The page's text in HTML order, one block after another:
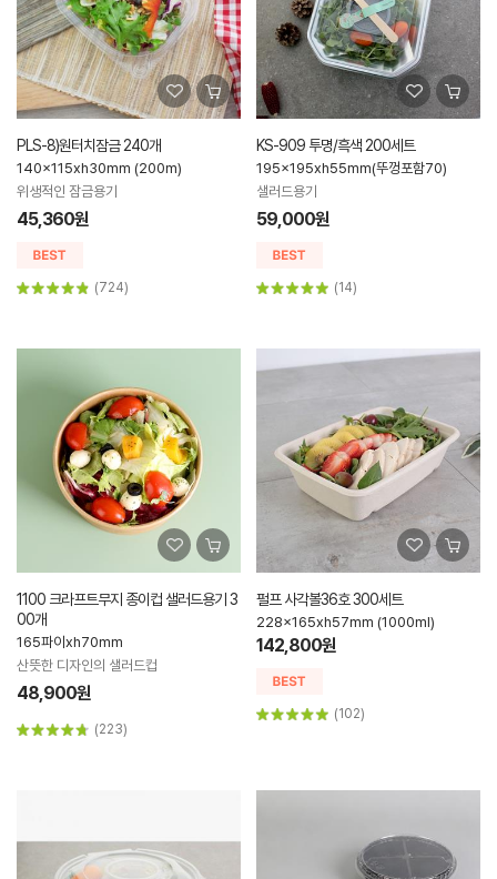
PLS-8)원터치잠금 240개
140x115xh30mm (200m)
위생적인 잠금용기
45,360원
(724)
KS-909 투명/흑색 200세트
195x195xh55mm(뚜껑포함70)
샐러드용기
59,000원
(14)
1100 크라프트무지 종이컵 샐러드용기 3
00개
165파이xh70mm
산뜻한 디자인의 샐러드컵
48,900원
(223)
펄프 사각볼36호 300세트
228x165xh57mm (1000ml)
142,800원
(102)